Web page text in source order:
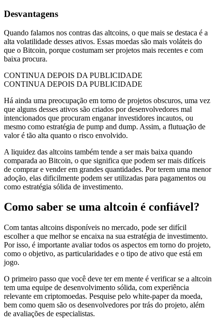
Desvantagens
Quando falamos nos contras das altcoins, o que mais se destaca é a
alta volatilidade desses ativos. Essas moedas são mais voláteis do
que o Bitcoin, porque costumam ser projetos mais recentes e com
baixa procura.
CONTINUA DEPOIS DA PUBLICIDADE
CONTINUA DEPOIS DA PUBLICIDADE
Há ainda uma preocupação em torno de projetos obscuros, uma vez
que alguns desses ativos são criados por desenvolvedores mal
intencionados que procuram enganar investidores incautos, ou
mesmo como estratégia de pump and dump. Assim, a flutuação de
valor é tão alta quanto o risco envolvido.
A liquidez das altcoins também tende a ser mais baixa quando
comparada ao Bitcoin, o que significa que podem ser mais difíceis
de comprar e vender em grandes quantidades. Por terem uma menor
adoção, elas dificilmente podem ser utilizadas para pagamentos ou
como estratégia sólida de investimento.
Como saber se uma altcoin é confiável?
Com tantas altcoins disponíveis no mercado, pode ser difícil
escolher a que melhor se encaixa na sua estratégia de investimento.
Por isso, é importante avaliar todos os aspectos em torno do projeto,
como o objetivo, as particularidades e o tipo de ativo que está em
jogo.
O primeiro passo que você deve ter em mente é verificar se a altcoin
tem uma equipe de desenvolvimento sólida, com experiência
relevante em criptomoedas. Pesquise pelo white-paper da moeda,
bem como quem são os desenvolvedores por trás do projeto, além
de avaliações de especialistas.